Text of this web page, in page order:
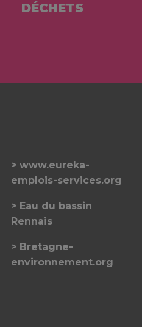
DÉCHETS
www.eureka-
emplois-services.org
Eau du bassin
Rennais
Bretagne-
environnement.org